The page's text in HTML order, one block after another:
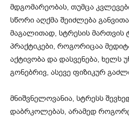
მდგომარეობას, თუმცა
სწორი აღქმა შეიძლება
მაგალითად, სტრესის მართვის
პრაქტიკები, როგორიცაა
აქტივობა და დასვენება, ხელს
გონებრივ, ასევე ფიზიკურ
მნიშვნელოვანია, სტრესს
დაბრკოლებას, არამედ როგორც